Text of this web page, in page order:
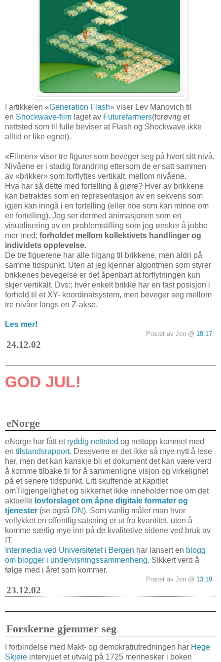
I artikkelen «Generation Flash» viser Lev Manovich til
en Shockwave-film laget av Futurefarmers(forøvrig et
nettsted som til fulle beviser at Flash og Shockwave ikke
alltid er like egnet).
«Filmen» viser tre figurer som beveger seg på hvert sitt nivå.
Nivåene er i stadig forandring ettersom de er satt sammen
av «brikker» som forflyttes vertikalt, mellom nivåene.
Hva har så dette med fortelling å gjøre? Hver av brikkene
kan betraktes som en representasjon av en sekvens som
igjen kan inngå i en fortelling (eller noe som kan minne om
en fortelling). Jeg ser dermed animasjonen som en
visualisering av en problemstilling som jeg ønsker å jobbe
mer med; forholdet mellom kollektivets handlinger og
individets opplevelse.
De tre figuerene har alle tilgang til brikkene, men aldri på
samme tidspunkt. Uten at jeg kjenner algoritmen som styrer
brikkenes bevegelse er det åpenbart at forflytningen kun
skjer vertikalt. Dvs:; hver enkelt brikke har en fast posisjon i
forhold til et XY- koordinatsystem, men beveger seg mellom
tre nivåer langs en Z-akse.
Les mer!
Postet av Jon @ 18:17
24.12.02
GOD JUL!
eNorge
eNorge har fått et ryddig nettsted og nettopp kommet med
en tilstandsrapport. Dessverre er det ikke så mye nytt å lese
her, men det kan kanskje bli et dokument det kan være verd
å komme tilbake til for å sammenligne visjon og virkelighet
på et senere tidspunkt. Litt skuffende at kapitlet
omTilgjengelighet og sikkerhetikke inneholder noe om det
aktuelle lovforslaget om åpne digitale formater og
tjenester (se også DN). Som vanlig måler man hvor
vellykket en offentlig satsning er ut fra kvantitet, uten å
komme særlig mye inn på de kvalitetive sidene ved bruk av
IT.
Intermedia ved Universitetet i Bergen har lansert en blogg
om blogger i undervisningssammenheng. Sikkert verd å
følge med i året som kommer.
Postet av Jon @ 13:19
23.12.02
Forskerne gjemmer seg
I forbindelse med Makt- og demokratiutredningen har Hege
Skjeie intervjuet et utvalg på 1725 mennesker i boken